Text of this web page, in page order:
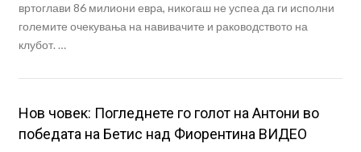
вртоглави 86 милиони евра, никогаш не успеа да ги исполни
големите очекувања на навивачите и раководството на
клубот. …
Нов човек: Погледнете го голот на Антони во
победата на Бетис над Фиорентина ВИДЕО